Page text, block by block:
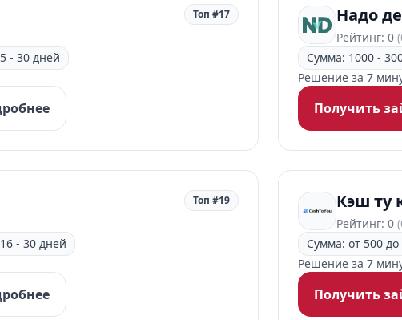
Топ #17
- 30 дней
Надо
Рейтинг: 0
Сумма: 1000 -
Решение за 7
Получить
Топ #19
- 30 дней
Кэш ту
Рейтинг: 0
Сумма: от 500 до
Решение за 7
Получить